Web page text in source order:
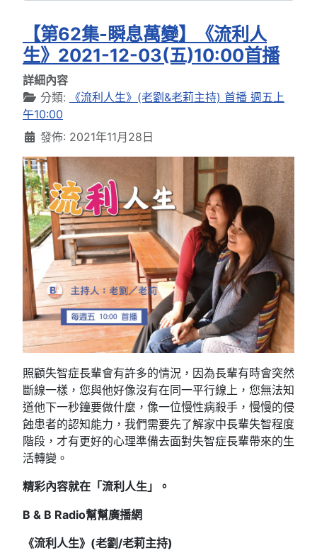
【第62集-瞬息萬變】《流利人
生》2021-12-03(五)10:00首播
詳細內容
分類:
《流利人生》(老劉&老莉主持) 首播 週五上
午10:00
發佈: 2021年11月28日
照顧失智症長輩會有許多的情況，因為長輩有時會突然
斷線一樣，您與他好像沒有在同一平行線上，您無法知
道他下一秒鐘要做什麼，像一位慢性病殺手，慢慢的侵
蝕患者的認知能力，我們需要先了解家中長輩失智程度
階段，才有更好的心理準備去面對失智症長輩帶來的生
活轉變。
精彩內容就在「流利人生」。
B & B Radio幫幫廣播網
《流利人生》(老劉/老莉主持)